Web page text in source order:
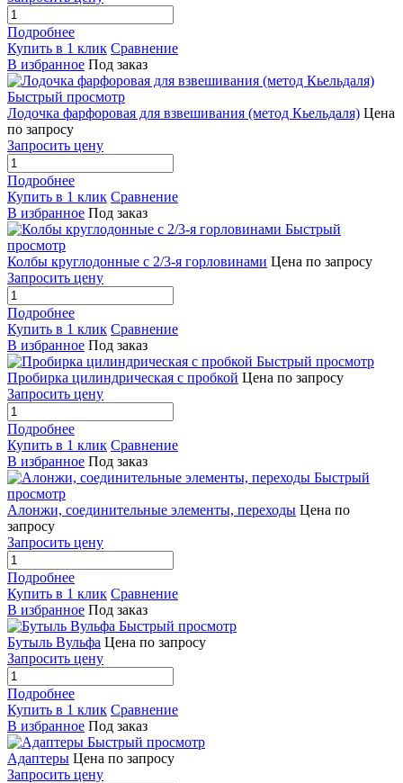
Подробнее
Купить в 1 клик Сравнение
В избранное Под заказ
Быстрый просмотр
Лодочка фарфоровая для взвешивания (метод Кьельдаля) Цена
по запросу
Запросить цену
Подробнее
Купить в 1 клик Сравнение
В избранное Под заказ
Быстрый
просмотр
Колбы круглодонные с 2/3-я горловинами Цена по запросу
Запросить цену
Подробнее
Купить в 1 клик Сравнение
В избранное Под заказ
Быстрый просмотр
Пробирка цилиндрическая с пробкой Цена по запросу
Запросить цену
Подробнее
Купить в 1 клик Сравнение
В избранное Под заказ
Быстрый
просмотр
Алонжи, соединительные элементы, переходы Цена по
запросу
Запросить цену
Подробнее
Купить в 1 клик Сравнение
В избранное Под заказ
Быстрый просмотр
Бутыль Вульфа Цена по запросу
Запросить цену
Подробнее
Купить в 1 клик Сравнение
В избранное Под заказ
Быстрый просмотр
Адаптеры Цена по запросу
Запросить цену